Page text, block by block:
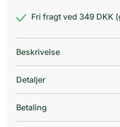
antal Fri fragt ved 349 DKK
Beskrivelse
Detaljer
Betaling